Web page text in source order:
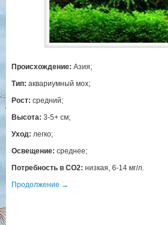
Происхождение: Азия;
Тип: аквариумный мох;
Рост: средний;
Высота: 3-5+ см;
Уход: легко;
Освещение: среднее;
Потребность в СО2: низкая, 6-14 мг/л.
Продолжение →